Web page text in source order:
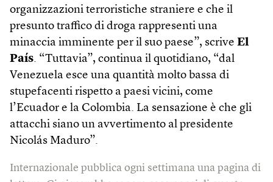
organizzazioni terroristiche straniere e che il
presunto traffico di droga rappresenti una
minaccia imminente per il suo paese”, scrive El
País. “Tuttavia”, continua il quotidiano, “dal
Venezuela esce una quantità molto bassa di
stupefacenti rispetto a paesi vicini, come
l’Ecuador e la Colombia. La sensazione è che gli
attacchi siano un avvertimento al presidente
Nicolás Maduro”.
Internazionale pubblica ogni settimana una pagina di